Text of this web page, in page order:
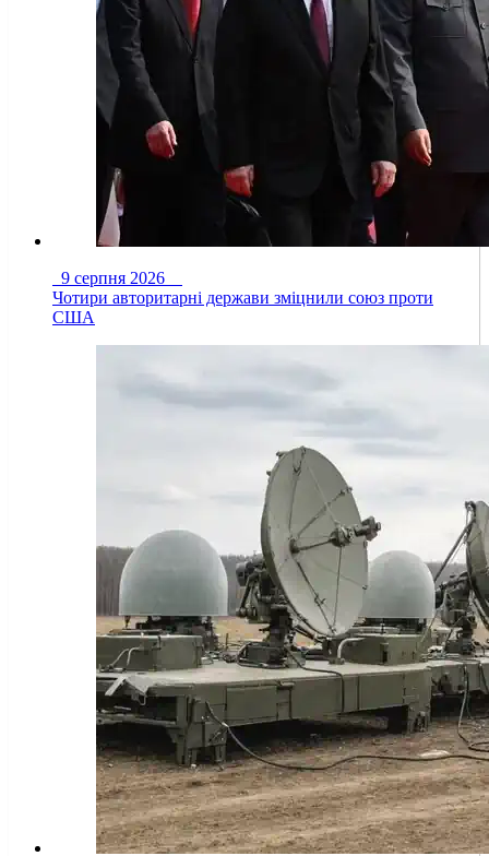
9 серпня 2026
Чотири авторитарні держави зміцнили союз проти
США